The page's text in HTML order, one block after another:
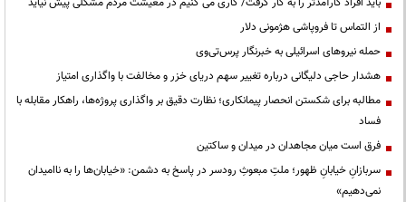
از التماس تا فروپاشی هژمونی دلار
حمله نیروهای اسرائیلی به خبرنگار پرس‌تی‌وی
هشدار حاجی دلیگانی درباره تغییر سهم دریای خزر و مخالفت با واگذاری امتیاز
مطالبه برای شکستن انحصار پیمانکاری؛ نظارت دقیق بر واگذاری پروژه‌ها، راهکار مقابله با
فساد
فرق است میان مجاهدان در میدان و ساکتین
سربازانِ خیابانِ ظهور؛ ملتِ مبعوثِ رودسر در پاسخ به دشمن: «خیابان‌ها را به ناامیدان
نمی‌دهیم»